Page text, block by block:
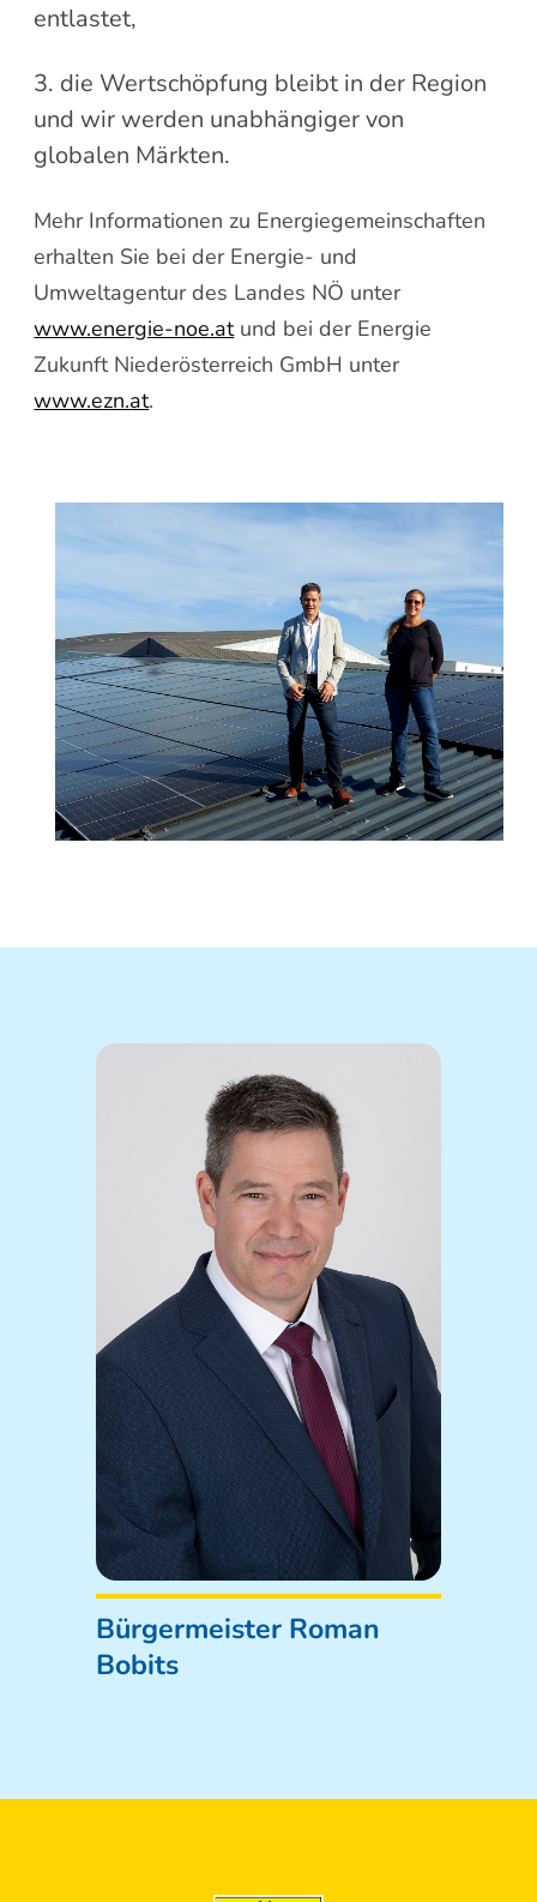
entlastet,
3. die Wertschöpfung bleibt in der Region
und wir werden unabhängiger von
globalen Märkten.
Mehr Informationen zu Energiegemeinschaften
erhalten Sie bei der Energie- und
Umweltagentur des Landes NÖ unter
www.energie-noe.atund bei der Energie
Zukunft Niederösterreich GmbH unter
www.ezn.at.
Bürgermeister Roman
Bobits